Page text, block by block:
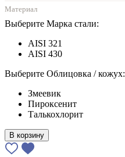
Материал
Выберите Марка стали:
AISI 321
AISI 430
Выберите Облицовка / кожух:
Змеевик
Пироксенит
Талькохлорит
В корзину